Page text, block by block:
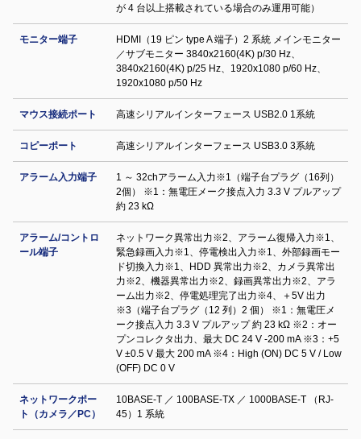
が 4 台以上搭載されている場合のみ運用可能）
モニター端子
HDMI（19 ピン type A 端子）2 系統 メインモニター
／サブモニター 3840x2160(4K) p/30 Hz、
3840x2160(4K) p/25 Hz、1920x1080 p/60 Hz、
1920x1080 p/50 Hz
マウス接続ポート 高速シリアルインターフェース USB2.0 1系統
コピーポート 高速シリアルインターフェース USB3.0 3系統
アラーム入力端子
1 ～ 32chアラーム入力※1（端子台プラグ（16列）
2個） ※1：無電圧メーク接点入力 3.3 V プルアップ
約 23 kΩ
アラーム/コントロ
ール端子
ネットワーク異常出力※2、アラーム復帰入力※1、
緊急録画入力※1、停電検出入力※1、外部録画モー
ド切換入力※1、HDD 異常出力※2、カメラ異常出
力※2、機器異常出力※2、録画異常出力※2、アラ
ーム出力※2、停電処理完了出力※4、＋5V 出力
※3（端子台プラグ（12 列）2 個） ※1：無電圧メ
ーク接点入力 3.3 V プルアップ 約 23 kΩ ※2：オー
プンコレクタ出力、最大 DC 24 V -200 mA ※3：+5
V ±0.5 V 最大 200 mA ※4：High (ON) DC 5 V / Low
(OFF) DC 0 V
ネットワークポー
ト（カメラ／PC）
10BASE-T ／ 100BASE-TX ／ 1000BASE-T （RJ-
45）1 系統